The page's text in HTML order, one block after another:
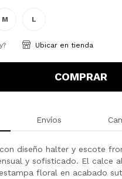
M L
Ubicar en tienda
COMPRAR
Envíos
diseño halter y escote
y sofisticado. El calce
floral en acabado